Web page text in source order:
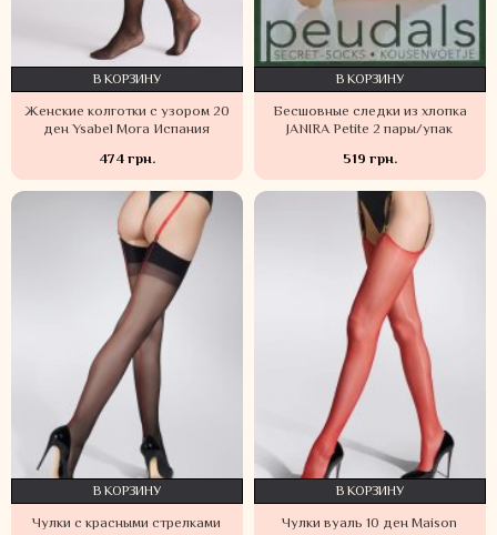
Женские колготки с узором 20
ден Ysabel Mora Испания
474 грн.
В КОРЗИНУ
Бесшовные следки из хлопка
JANIRA Petite 2 пары/упак
519 грн.
В КОРЗИНУ
Чулки с красными стрелками
В КОРЗИНУ
Чулки вуаль 10 ден Maison
В КОРЗИНУ